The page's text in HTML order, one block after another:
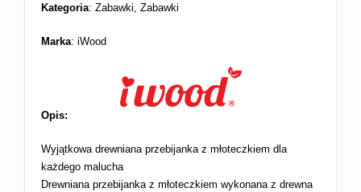
Kategoria: Zabawki, Zabawki
Marka: iWood
Opis:
Wyjątkowa drewniana przebijanka z młoteczkiem dla
każdego malucha
Drewniana przebijanka z młoteczkiem wykonana z drewna